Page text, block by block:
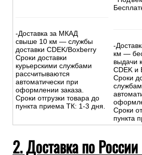
-Доставка за МКАД
свыше 10 км — службы
доставки CDEK/Boxberry
Сроки доставки
курьерскими службами
рассчитываются
автоматически при
оформлении заказа.
Сроки отгрузки товара до
пункта приема ТК: 1-3 дня.
-
км —
выдачи
CDEK и
Сроки
Сроки
пункта
2. Доставка по